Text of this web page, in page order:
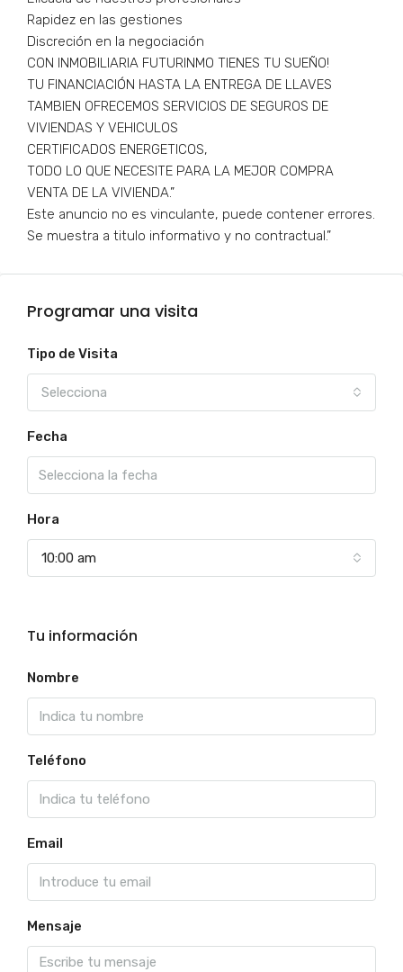
Rapidez en las gestiones
Discreción en la negociación
CON INMOBILIARIA FUTURINMO TIENES TU SUEÑO!
TU FINANCIACIÓN HASTA LA ENTREGA DE LLAVES
TAMBIEN OFRECEMOS SERVICIOS DE SEGUROS DE
VIVIENDAS Y VEHICULOS
CERTIFICADOS ENERGETICOS,
TODO LO QUE NECESITE PARA LA MEJOR COMPRA
VENTA DE LA VIVIENDA.”
Este anuncio no es vinculante, puede contener errores.
Se muestra a titulo informativo y no contractual.”
Programar una visita
Tipo de Visita
Selecciona
Fecha
Hora
10:00 am
Tu información
Nombre
Teléfono
Email
Mensaje